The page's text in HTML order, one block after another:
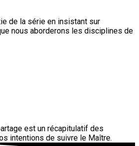
de la série en insistant sur
nous aborderons les disciplines de
est un récapitulatif des
intentions de suivre le Maître.